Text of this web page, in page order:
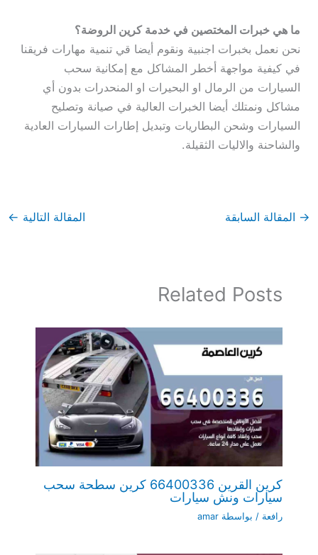
ما هي خبرات المختصين في خدمة كرين الروضة؟
نحن نعمل بخبرات اجنبية ونقوم أيضا قي تنمية مهارات فريقنا
في كيفية مواجهة أخطر المشاكل مع إمكانية سحب
السيارات من الرمال او البحيرات او المنحدرات بدون أي
مشاكل ونمتلك أيضا الخبرات العالية في صيانة وتصليح
السيارات وشحن البطاريات وتبديل إطارات السيارات العادية
والشاحنة والاليات الثقيلة.
→ المقالة السابقة المقالة التالية ←
Related Posts
كرين القرين 66400336 كرين سطحة سحب
سيارات ونش سيارات
رافعة / بواسطة amar